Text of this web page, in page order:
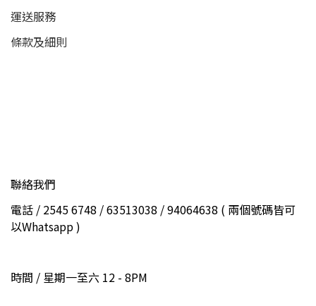
運送服務
條款及細則
聯絡我們
電話 / 2545 6748 / 63513038 / 94064638 ( 兩個號碼皆可
以Whatsapp )
時間 / 星期一至六 12 - 8PM